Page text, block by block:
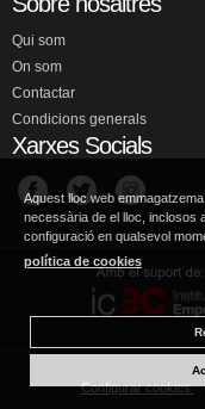
Qui som
On som
Contactar
Condicions generals
Xarxes Socials
Configurar cookies
Aquest lloc web
necessària de el lloc, inclosos
configuració en qualsevol
política de cookies